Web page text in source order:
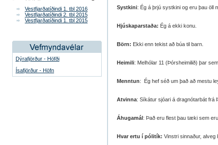
Vestfjarðatíðindi 1. tbl 2016
Vestfjarðatíðindi 2. tbl 2015
Vestfjarðatíðindi 1. tbl 2015
Dýrafjörður - Höfði
Ísafjörður - Höfn
Systkini: Ég á þrjú systkini og eru þau öll
Hjúskaparstaða: Ég á ekki konu.
Börn: Ekki enn tekist að búa til barn.
Heimili: Melhólar 11 (Þórsheimilið) þar
Menntun: Ég hef séð um það að mestu
Atvinna: Síkátur sjóari á dragnótarbát frá
Áhugamál: Það eru flest þau tæki sem
Hvar ertu í pólitík: Vinstri sinnaður, alveg